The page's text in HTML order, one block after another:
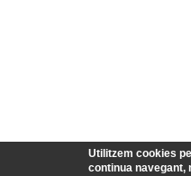
Utilitzem cookies
continua navegant,